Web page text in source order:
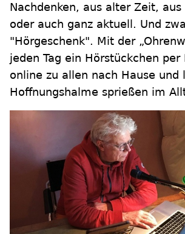
Nachdenken, aus alter Zeit, aus
oder auch ganz aktuell. Und
"Hörgeschenk". Mit der
jeden Tag ein Hörstückchen per
online zu allen nach Hause und
Hoffnungshalme sprießen im